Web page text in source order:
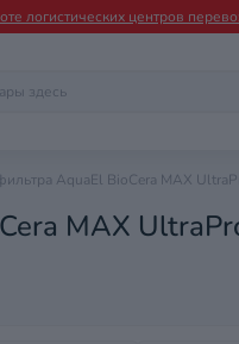
логистических центров
AquaEl BioCera MAX
MAX